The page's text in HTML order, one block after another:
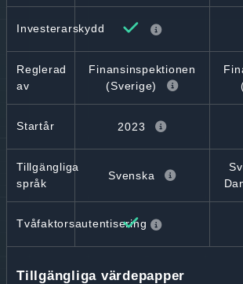
Investerarskydd
Reglerad
av
Finansinspektionen
(Sverige)
Startår 2023
Tillgängliga
språk
Svenska
Tvåfaktorsautentisering
Tillgängliga värdepapper